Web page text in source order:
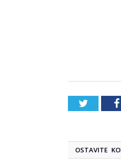
Twitter
OSTAVITE